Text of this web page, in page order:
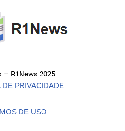
– R1News 2025
DE PRIVACIDADE
DE USO